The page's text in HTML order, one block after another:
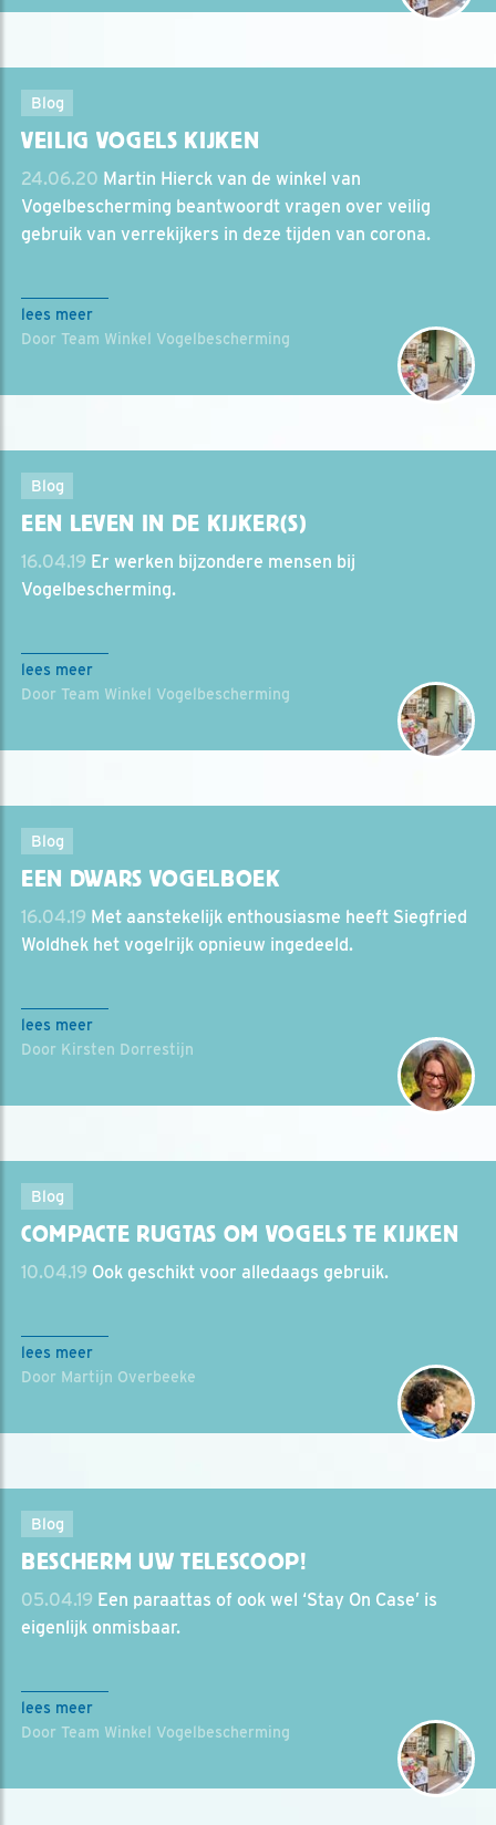
Blog
VEILIG VOGELS KIJKEN
24.06.20 Martin Hierck van de winkel van
Vogelbescherming beantwoordt vragen over veilig
gebruik van verrekijkers in deze tijden van corona.
lees meer
Door Team Winkel Vogelbescherming
Blog
EEN LEVEN IN DE KIJKER(S)
16.04.19 Er werken bijzondere mensen bij
Vogelbescherming.
lees meer
Door Team Winkel Vogelbescherming
Blog
EEN DWARS VOGELBOEK
16.04.19 Met aanstekelijk enthousiasme heeft Siegfried
Woldhek het vogelrijk opnieuw ingedeeld.
lees meer
Door Kirsten Dorrestijn
Blog
COMPACTE RUGTAS OM VOGELS TE KIJKEN
10.04.19 Ook geschikt voor alledaags gebruik.
lees meer
Door Martijn Overbeeke
Blog
BESCHERM UW TELESCOOP!
05.04.19 Een paraattas of ook wel ‘Stay On Case’ is
eigenlijk onmisbaar.
lees meer
Door Team Winkel Vogelbescherming